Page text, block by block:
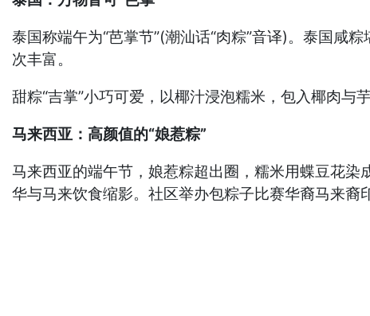
泰国称端午为“芭掌节”(潮汕话“肉粽”音译)。泰国咸
次丰富。
甜粽“吉掌”小巧可爱，以椰汁浸泡糯米，包入椰肉与
马来西亚：高颜值的“娘惹粽”
马来西亚的端午节，娘惹粽超出圈，糯米用蝶豆花
华与马来饮食缩影。社区举办包粽子比赛华裔马来裔